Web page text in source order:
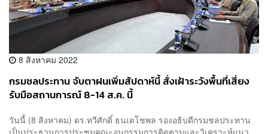
8 สิงหาคม 2022
กรมชลประทาน จับตาฝนเพิ่มสัปดาห์นี้ สั่งเฝ้าระวังพื้นที่เสี่ยง
รับมือสถานการณ์ 8-14 ส.ค. นี้
วันนี้ (8 สิงหาคม) ดร.ทวีศักดิ์ ธนเดโชพล รองอธิบดีกรมชลประทาน
เป็นประธานการประชุมคณะอนุกรรมการติดตามและวิเคราะห์แนว